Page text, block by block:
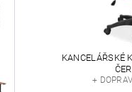
KANCELÁŘSKÉ
+